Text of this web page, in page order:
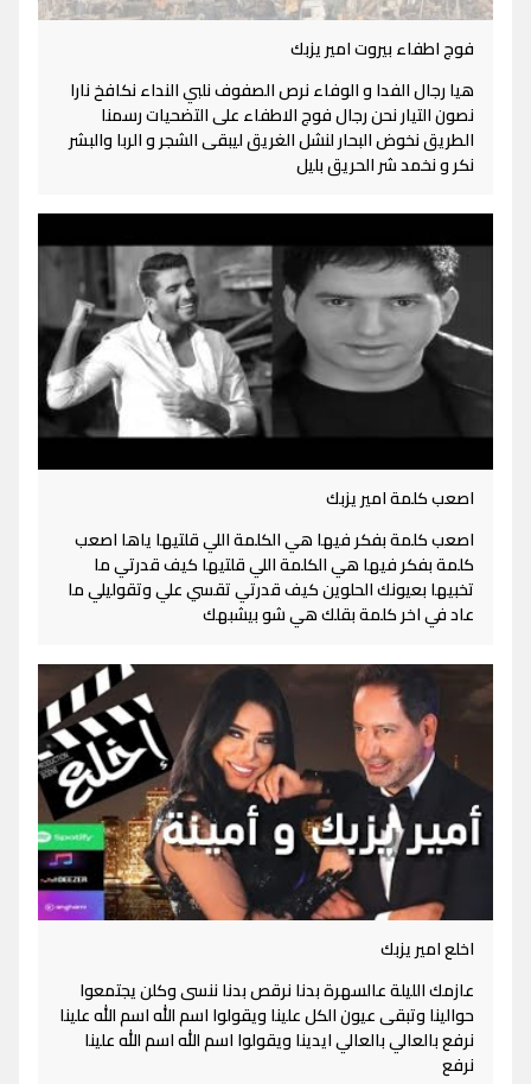
فوج اطفاء بيروت امير يزبك
هيا رجال الفدا و الوفاء نرص الصفوف نلبي النداء نكافخ نارا
نصون التيار نحن رجال فوج الاطفاء على التضحيات رسمنا
الطريق نخوض البحار لنشل الغريق ليبقى الشجر و الربا والبشر
نکر و نخمد شر الحريق بليل
اصعب كلمة امير يزبك
اصعب كلمة بفكر فيها هي الكلمة اللي قلتيها ياها اصعب
كلمة بفكر فيها هي الكلمة اللي قلتيها كيف قدرتي ما
تخبيها بعيونك الحلوين كيف قدرتي تقسي علي وتقوليلي ما
عاد في اخر كلمة بقلك هي شو بيشبهك
اخلع امير يزبك
عازمك الليلة عالسهرة بدنا نرقص بدنا ننسى وكلن يجتمعوا
حوالينا وتبقى عيون الكل علينا ويقولوا اسم الله اسم الله علينا
نرفع بالعالي بالعالي ايدينا ويقولوا اسم الله اسم الله علينا
نرفع